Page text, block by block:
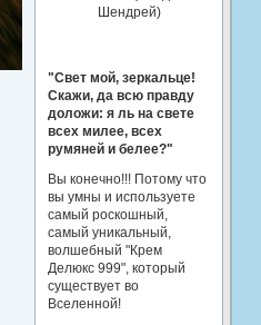
Шендрей)
"Свет мой, зеркальце!
Скажи, да всю правду
доложи: я ль на свете
всех милее, всех
румяней и белее?"
Вы конечно!!! Потому что
вы умны и используете
самый роскошный,
самый уникальный,
волшебный "Крем
Делюкс 999", который
существует во
Вселенной!